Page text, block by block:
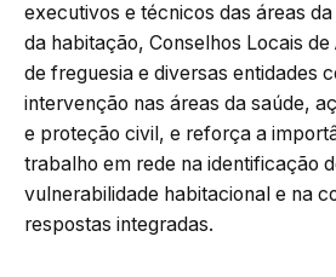
executivos e técnicos das áreas
da habitação, Conselhos Locais
de freguesia e diversas entidades
intervenção nas áreas da saúde,
e proteção civil, e reforça a
trabalho em rede na identificação
vulnerabilidade habitacional e na
respostas integradas.